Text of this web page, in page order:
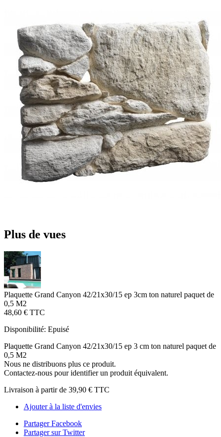
Plus de vues
Plaquette Grand Canyon 42/21x30/15 ep 3cm ton naturel paquet de
0,5 M2
48,60 € TTC
Disponibilité: Epuisé
Plaquette Grand Canyon 42/21x30/15 ep 3 cm ton naturel paquet de
0,5 M2
Nous ne distribuons plus ce produit.
Contactez-nous pour identifier un produit équivalent.
Livraison à partir de 39,90 € TTC
Ajouter à la liste d'envies
Partager Facebook
Partager sur Twitter